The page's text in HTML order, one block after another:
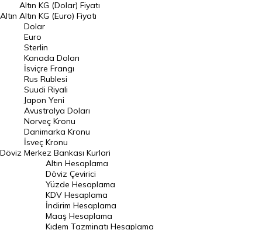
Dolar Kuru
Euro Kuru
Pound Kuru
Frank Kuru
Riyal Kuru
Avustralya Doları
Danimarka Kronu Kuru
Kanada Doları Kuru
Norveç Kronu Kuru
İsveç Kronu Kuru
Japon Yeni Kuru
Serbest Piyasa Döviz Kurları
Altın
Altın KG (Dolar) Fiyatı
Altın KG (Euro) Fiyatı
Döviz
Dolar
Euro
Sterlin
Kanada Doları
İsviçre Frangı
Rus Rublesi
Suudi Riyali
Japon Yeni
Avustralya Doları
Norveç Kronu
Danimarka Kronu
İsveç Kronu
Merkez Bankası Kurlari
Altın Hesaplama
Döviz Çevirici
Yüzde Hesaplama
KDV Hesaplama
İndirim Hesaplama
Maaş Hesaplama
Kıdem Tazminatı Hesaplama